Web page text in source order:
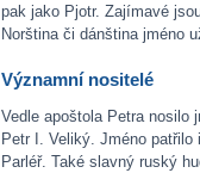
pak jako Pjotr. Zajímavé
Norština či dánština jméno
Významní nositelé
Vedle apoštola Petra nosilo
Petr I. Veliký. Jméno
Parléř. Také slavný ruský